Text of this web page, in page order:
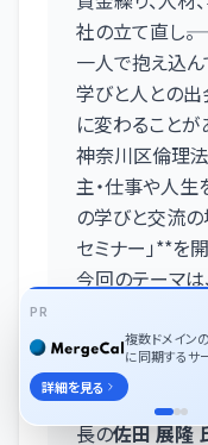
社の立て直し――。
一人で抱え込
学びと人との出
に変わることが
神奈川区倫理
主・仕事や人生
の学びと交流
セミナー」**を
今回のテーマは
「苦難福門 〜
と〜」
講師は、東京
株式会社オー
長の佐田 展隆
PR
複数ドメイン
に同期するサ
詳細を見る